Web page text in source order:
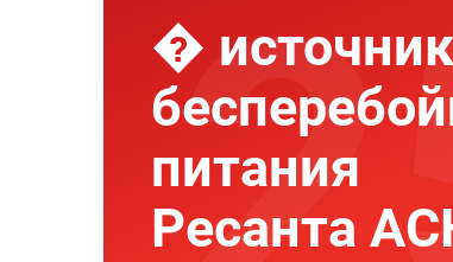
�
питания
Ресанта